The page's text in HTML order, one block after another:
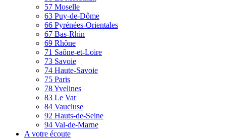
57 Moselle
63 Puy-de-Dôme
66 Pyrénées-Orientales
67 Bas-Rhin
69 Rhône
71 Saône-et-Loire
73 Savoie
74 Haute-Savoie
75 Paris
78 Yvelines
83 Le Var
84 Vaucluse
92 Hauts-de-Seine
94 Val-de-Marne
A votre écoute